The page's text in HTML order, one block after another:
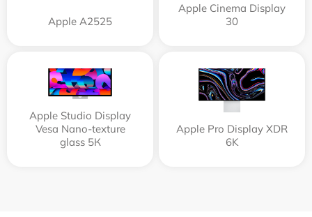
Apple А2525
Apple Cinema Display
30
Apple Studio Display
Vesa Nano-texture
glass 5К
Apple Pro Display XDR
6K